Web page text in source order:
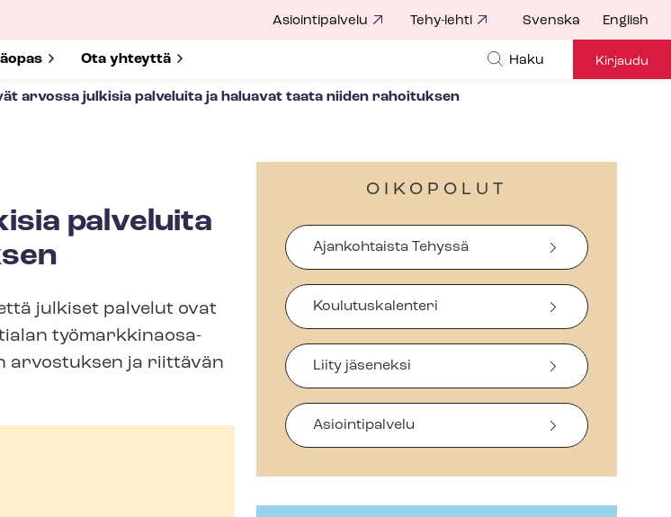
for Show submenu for
Ota yhteyttä
Asiointipalvelu Tehy-lehti Svenska English
Haku Kirjaudu
arvossa julkisia palveluita ja haluavat taata niiden rahoituksen
palveluita
julkiset palvelut ovat
työ­mark­ki­naos­a­
arvostuksen ja riittävän
OIKOPOLUT
Ajankohtaista Tehyssä
Koulutuskalenteri
Liity jäseneksi
Asiointipalvelu